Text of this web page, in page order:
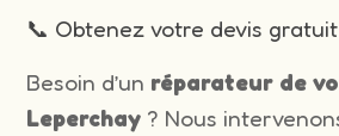
📞 Obtenez votre devis
Besoin d’un réparateur de
Leperchay ? Nous